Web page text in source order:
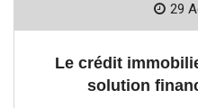
29
Le crédit
solution